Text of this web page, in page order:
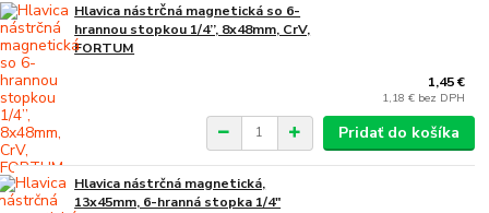
Hlavica nástrčná magnetická so 6-
hrannou stopkou 1/4’’, 8x48mm, CrV,
FORTUM
1,45 €
1,18 € bez DPH
Pridať do košíka
Hlavica nástrčná magnetická,
13x45mm, 6-hranná stopka 1/4"